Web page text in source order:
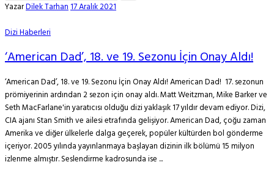
YazarDilek Tarhan17 Aralık 2021
Dizi Haberleri
‘American Dad’, 18. ve 19. Sezonu İçin Onay Aldı!
‘American Dad’, 18. ve 19. Sezonu İçin Onay Aldı! American Dad! 17. sezonun
prömiyerinin ardından 2 sezon için onay aldı. Matt Weitzman, Mike Barker ve
Seth MacFarlane'in yaratıcısı olduğu dizi yaklaşık 17 yıldır devam ediyor. Dizi,
CIA ajanı Stan Smith ve ailesi etrafında gelişiyor. American Dad, çoğu zaman
Amerika ve diğer ülkelerle dalga geçerek, popüler kültürden bol gönderme
içeriyor. 2005 yılında yayınlanmaya başlayan dizinin ilk bölümü 15 milyon
izlenme almıştır. Seslendirme kadrosunda ise ...